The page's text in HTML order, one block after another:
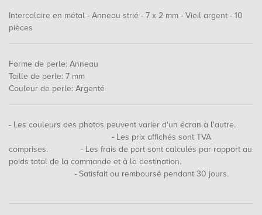
Intercalaire en métal - Anneau strié - 7 x 2 mm - Vieil argent - 10
pièces
Forme de perle: Anneau
Taille de perle: 7 mm
Couleur de perle: Argenté
- Les couleurs des photos peuvent varier d'un écran à l'autre.
- Les prix affichés sont TVA
comprises. - Les frais de port sont calculés par rapport au
poids total de la commande et à la destination.
- Satisfait ou remboursé pendant 30 jours.